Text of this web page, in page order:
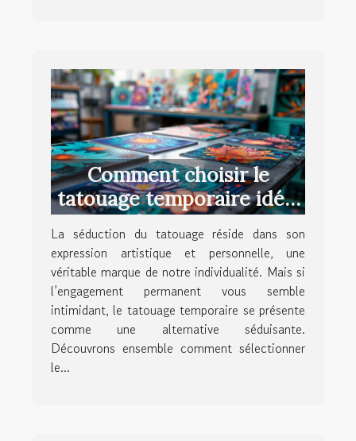
Comment choisir le
tatouage temporaire idéal
pour chaque occasion
La séduction du tatouage réside dans son
expression artistique et personnelle, une
véritable marque de notre individualité. Mais si
l’engagement permanent vous semble
intimidant, le tatouage temporaire se présente
comme une alternative séduisante.
Découvrons ensemble comment sélectionner
le...